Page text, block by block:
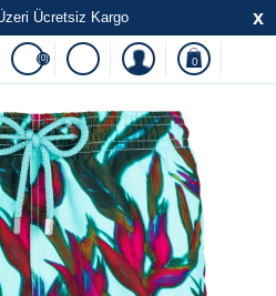
Ücretsiz Kargo x
(0) 0